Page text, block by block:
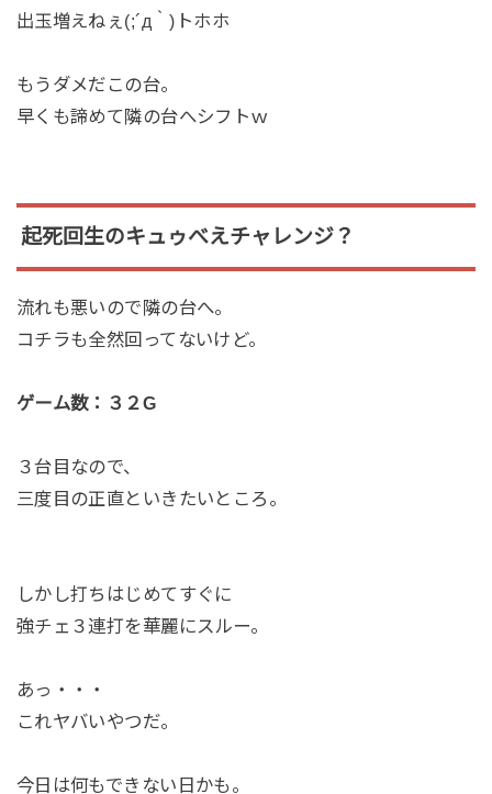
出玉増えねぇ(;´д｀)トホホ
もうダメだこの台。
早くも諦めて隣の台へシフトｗ
起死回生のキュゥべえチャレンジ？
流れも悪いので隣の台へ。
コチラも全然回ってないけど。
ゲーム数：３２G
３台目なので、
三度目の正直といきたいところ。
しかし打ちはじめてすぐに
強チェ３連打を華麗にスルー。
あっ・・・
これヤバいやつだ。
今日は何もできない日かも。